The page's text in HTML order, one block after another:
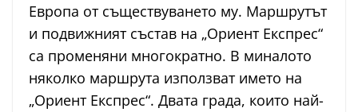
Европа от съществуването му. Маршрутът
и подвижният състав на „Ориент Експрес“
са променяни многократно. В миналото
няколко маршрута използват името на
„Ориент Експрес“. Двата града, които най-